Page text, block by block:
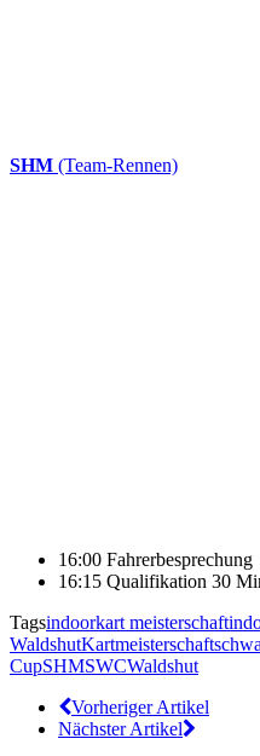
SHM (Team-Rennen)
16:00 Fahrerbesprechung
16:15 Qualifikation 30
Tagsindoorkart meisterschaft
WaldshutKartmeisterschaft
CupSHMSWCWaldshut
Vorheriger Artikel
Nächster Artikel